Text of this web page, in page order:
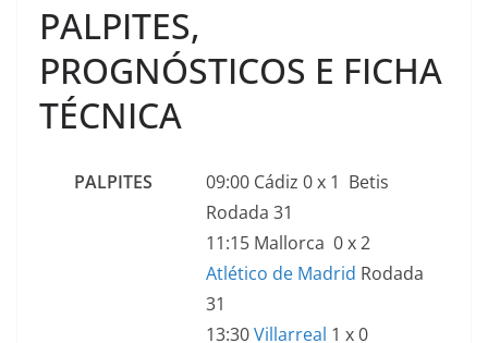
PALPITES,
PROGNÓSTICOS E FICHA
TÉCNICA
PALPITES
09:00 Cádiz 0 x 1 Betis
Rodada 31
11:15 Mallorca 0 x 2
Atlético de Madrid Rodada
31
13:30Villarreal 1 x 0